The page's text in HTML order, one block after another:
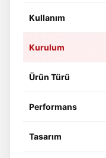
Kullanım
Kurulum
Ürün Türü
Performans
Tasarım